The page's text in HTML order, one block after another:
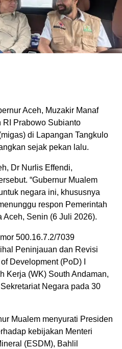
Aceh, Muzakir Manaf
RI Prabowo Subianto
di Lapangan Tangkulo
sejak pekan lalu.
Dr Nurlis Effendi,
“Gubernur Mualem
negara ini, khususnya
respon Pemerintah
Aceh, Senin (6 Juli 2026).
500.16.7.2/7039
Peninjauan dan Revisi
Development (PoD) I
Kerja (WK) South Andaman,
Negara pada 30
Mualem menyurati Presiden
kebijakan Menteri
(ESDM), Bahlil